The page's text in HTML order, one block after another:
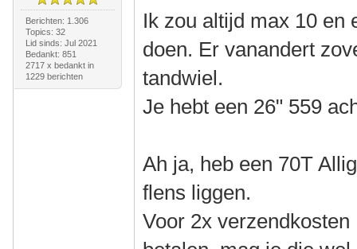
Berichten: 1.306
Topics: 32
Lid sinds: Jul 2021
Bedankt: 851
2717 x bedankt in
1229 berichten
Ik zou altijd max 10 en
doen. Er vanandert
tandwiel.
Je hebt een 26" 559
Ah ja, heb een 70T
flens liggen.
Voor 2x